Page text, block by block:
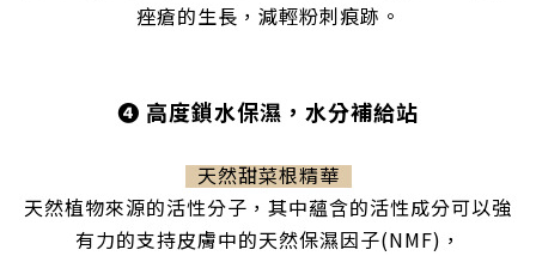
痤瘡的生長，減輕粉刺痕跡。
❹ 高度鎖水保濕，水分補給站
天然甜菜根精華
天然植物來源的活性分子，其中蘊含的活性成分可以強
有力的支持皮膚中的天然保濕因子(NMF)，